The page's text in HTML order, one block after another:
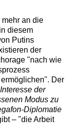
mehr an die
diesem
Putins
der
"nach wie
Der
der
Modus zu
Diplomatie
– "die Arbeit